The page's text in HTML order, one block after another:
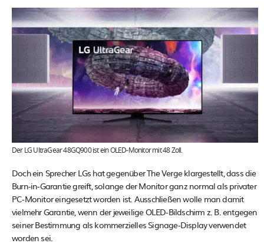
Der LG UltraGear 48GQ900 ist ein OLED-Monitor mit 48 Zoll.
Doch ein Sprecher LGs hat gegenüber The Verge klargestellt, dass die
Burn-in-Garantie greift, solange der Monitor ganz normal als privater
PC-Monitor eingesetzt worden ist. Ausschließen wolle man damit
vielmehr Garantie, wenn der jeweilige OLED-Bildschirm z. B. entgegen
seiner Bestimmung als kommerzielles Signage-Display verwendet
worden sei.